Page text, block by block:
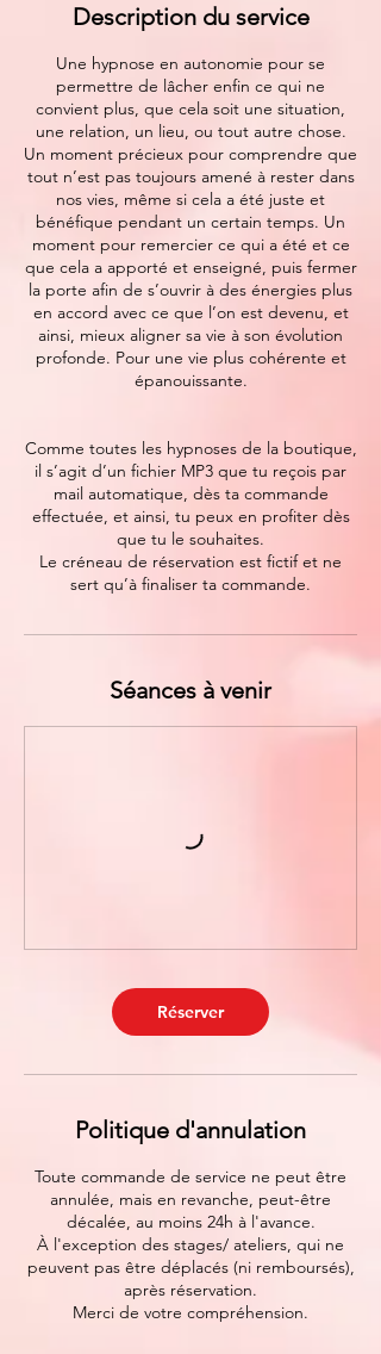
Description du service
Une hypnose en autonomie pour se
permettre de lâcher enfin ce qui ne
convient plus, que cela soit une situation,
une relation, un lieu, ou tout autre chose.
Un moment précieux pour comprendre que
tout n’est pas toujours amené à rester dans
nos vies, même si cela a été juste et
bénéfique pendant un certain temps. Un
moment pour remercier ce qui a été et ce
que cela a apporté et enseigné, puis fermer
la porte afin de s’ouvrir à des énergies plus
en accord avec ce que l’on est devenu, et
ainsi, mieux aligner sa vie à son évolution
profonde. Pour une vie plus cohérente et
épanouissante.
Comme toutes les hypnoses de la boutique,
il s’agit d’un fichier MP3 que tu reçois par
mail automatique, dès ta commande
effectuée, et ainsi, tu peux en profiter dès
que tu le souhaites.
Le créneau de réservation est fictif et ne
sert qu’à finaliser ta commande.
Séances à venir
Réserver
Politique d'annulation
Toute commande de service ne peut être
annulée, mais en revanche, peut-être
décalée, au moins 24h à l'avance.
À l'exception des stages/ ateliers, qui ne
peuvent pas être déplacés (ni remboursés),
après réservation.
Merci de votre compréhension.